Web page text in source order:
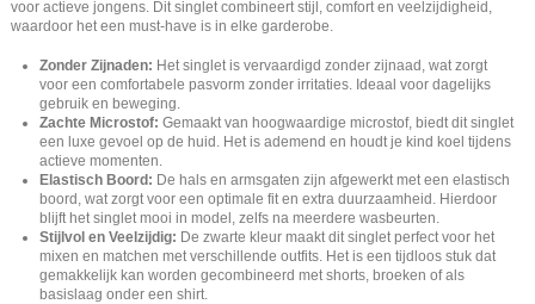
voor actieve jongens. Dit singlet combineert stijl, comfort en veelzijdigheid,
waardoor het een must-have is in elke garderobe.
Zonder Zijnaden: Het singlet is vervaardigd zonder zijnaad, wat zorgt
voor een comfortabele pasvorm zonder irritaties. Ideaal voor dagelijks
gebruik en beweging.
Zachte Microstof: Gemaakt van hoogwaardige microstof, biedt dit singlet
een luxe gevoel op de huid. Het is ademend en houdt je kind koel tijdens
actieve momenten.
Elastisch Boord: De hals en armsgaten zijn afgewerkt met een elastisch
boord, wat zorgt voor een optimale fit en extra duurzaamheid. Hierdoor
blijft het singlet mooi in model, zelfs na meerdere wasbeurten.
Stijlvol en Veelzijdig: De zwarte kleur maakt dit singlet perfect voor het
mixen en matchen met verschillende outfits. Het is een tijdloos stuk dat
gemakkelijk kan worden gecombineerd met shorts, broeken of als
basislaag onder een shirt.